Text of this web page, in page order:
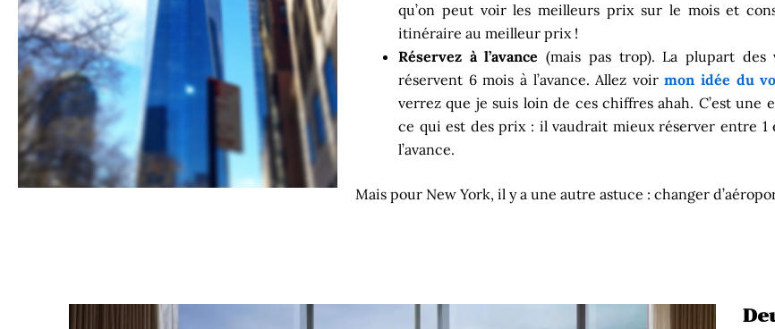
qu’on peut voir les meilleurs prix sur le mois et
itinéraire au meilleur prix !
Réservez à l’avance (mais pas trop). La plupart des
réservent 6 mois à l’avance. Allez voirmon idée du
verrez que je suis loin de ces chiffres ahah. C’est une
ce qui est des prix : il vaudrait mieux réserver entre 1
l’avance.
Mais pour New York, il y a une autre astuce : changer